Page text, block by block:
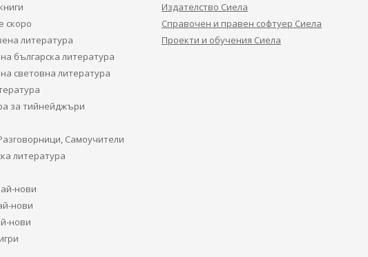
скоро
литература
българска литература
световна литература
за тийнейджъри
Самоучители
литература
нови
нови
нови
Издателство Сиела
Справочен и правен софтуер Сиела
Проекти и обучения Сиела